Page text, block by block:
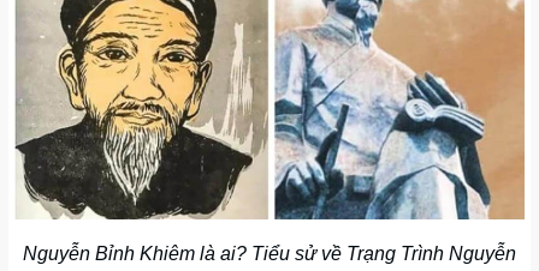
Nguyễn Bỉnh Khiêm là ai? Tiểu sử về Trạng Trình Nguyễn